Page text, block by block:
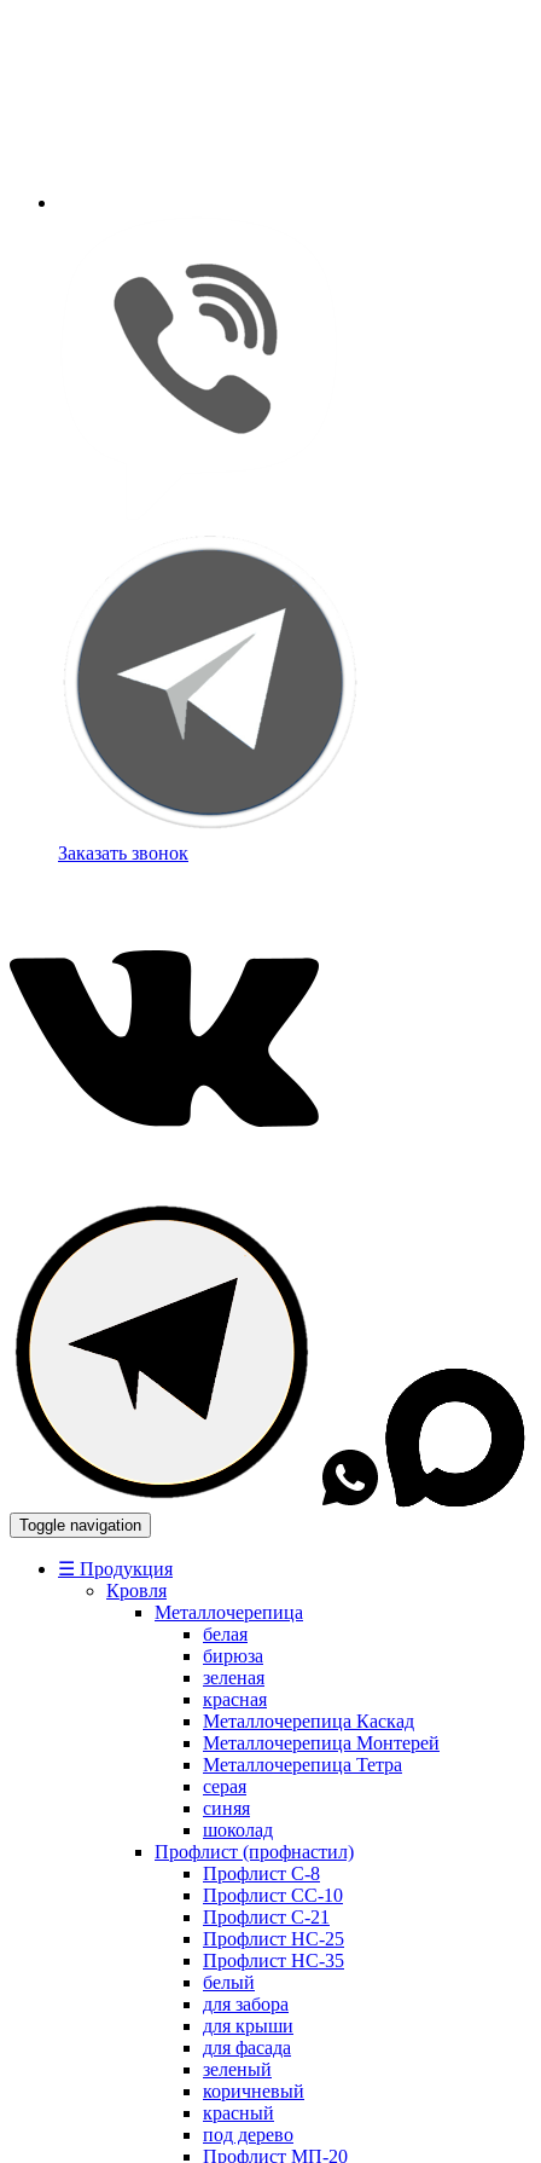
Заказать звонок
Toggle navigation
☰ Продукция
Кровля
Металлочерепица
белая
бирюза
зеленая
красная
Металлочерепица Каскад
Металлочерепица Монтерей
Металлочерепица Тетра
серая
синяя
шоколад
Профлист (профнастил)
Профлист С-8
Профлист СС-10
Профлист C-21
Профлист НС-25
Профлист НС-35
белый
для забора
для крыши
для фасада
зеленый
коричневый
красный
под дерево
Профлист МП-20